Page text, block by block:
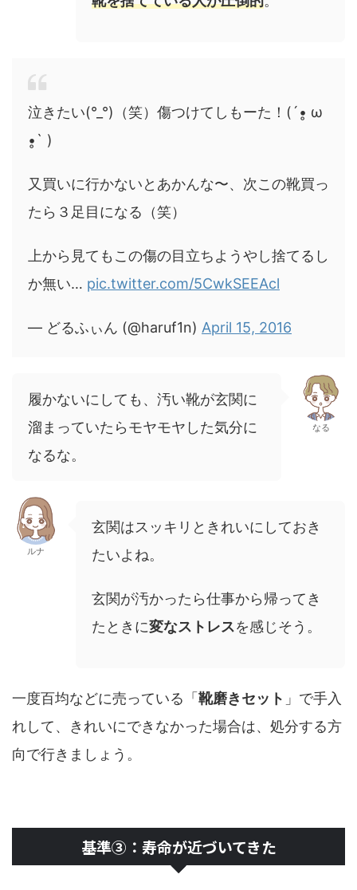
泣きたい(°_°)（笑）傷つけてしもーた！(´•̥ ω
•̥` )
又買いに行かないとあかんな〜、次この靴買っ
たら３足目になる（笑）
上から見てもこの傷の目立ちようやし捨てるし
か無い… pic.twitter.com/5CwkSEEAcl
— どるふぃん (@haruf1n) April 15, 2016
履かないにしても、汚い靴が玄関に
溜まっていたらモヤモヤした気分に
なるな。
なる
ルナ
玄関はスッキリときれいにしておき
たいよね。
玄関が汚かったら仕事から帰ってき
たときに変なストレスを感じそう。
一度百均などに売っている「 靴磨きセット 」で手入
れして、きれいにできなかった場合は、処分する方
向で行きましょう。
基準③：寿命が近づいてきた